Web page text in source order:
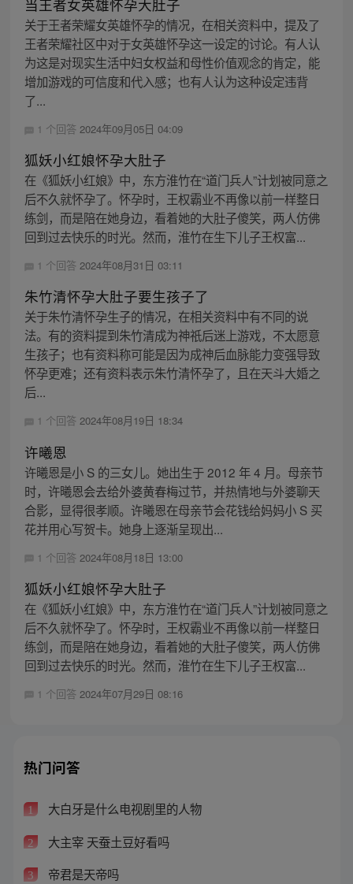
当王者女英雄怀孕大肚子
关于王者荣耀女英雄怀孕的情况，在相关资料中，提及了
王者荣耀社区中对于女英雄怀孕这一设定的讨论。有人认
为这是对现实生活中妇女权益和母性价值观念的肯定，能
增加游戏的可信度和代入感；也有人认为这种设定违背
了...
1 个回答 2024年09月05日 04:09
狐妖小红娘怀孕大肚子
在《狐妖小红娘》中，东方淮竹在“道门兵人”计划被同意之
后不久就怀孕了。怀孕时，王权霸业不再像以前一样整日
练剑，而是陪在她身边，看着她的大肚子傻笑，两人仿佛
回到过去快乐的时光。然而，淮竹在生下儿子王权富...
1 个回答 2024年08月31日 03:11
朱竹清怀孕大肚子要生孩子了
关于朱竹清怀孕生子的情况，在相关资料中有不同的说
法。有的资料提到朱竹清成为神祇后迷上游戏，不太愿意
生孩子；也有资料称可能是因为成神后血脉能力变强导致
怀孕更难；还有资料表示朱竹清怀孕了，且在天斗大婚之
后...
1 个回答 2024年08月19日 18:34
许曦恩
许曦恩是小 S 的三女儿。她出生于 2012 年 4 月。母亲节
时，许曦恩会去给外婆黄春梅过节，并热情地与外婆聊天
合影，显得很孝顺。许曦恩在母亲节会花钱给妈妈小 S 买
花并用心写贺卡。她身上逐渐呈现出...
1 个回答 2024年08月18日 13:00
狐妖小红娘怀孕大肚子
在《狐妖小红娘》中，东方淮竹在“道门兵人”计划被同意之
后不久就怀孕了。怀孕时，王权霸业不再像以前一样整日
练剑，而是陪在她身边，看着她的大肚子傻笑，两人仿佛
回到过去快乐的时光。然而，淮竹在生下儿子王权富...
1 个回答 2024年07月29日 08:16
热门问答
1 大白牙是什么电视剧里的人物
2 大主宰 天蚕土豆好看吗
3 帝君是天帝吗